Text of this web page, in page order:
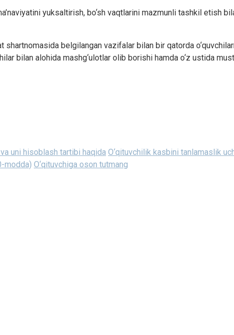
yuksaltirish, bo‘sh vaqtlarini mazmunli tashkil etish
belgilangan vazifalar bilan bir qatorda
bilan alohida mashg‘ulotlar olib borishi hamda o‘z ustida
va uni hisoblash tartibi haqida O‘qituvchilik kasbini tanlamaslik
modda) O‘qituvchiga oson tutmang